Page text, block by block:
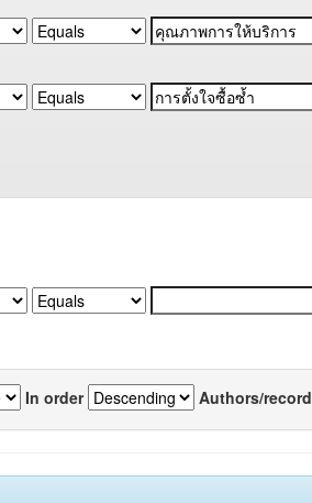
In order Authors/record